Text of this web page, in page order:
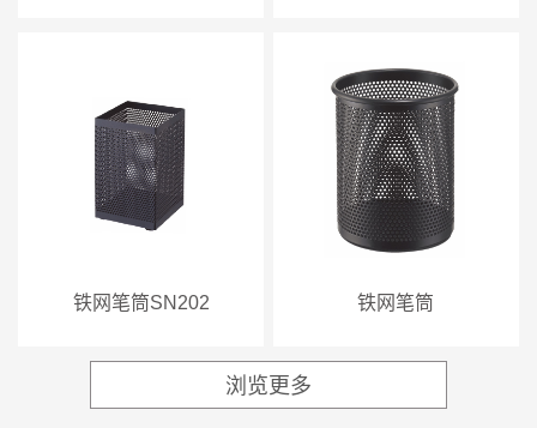
铁网笔筒SN202 铁网笔筒
浏览更多